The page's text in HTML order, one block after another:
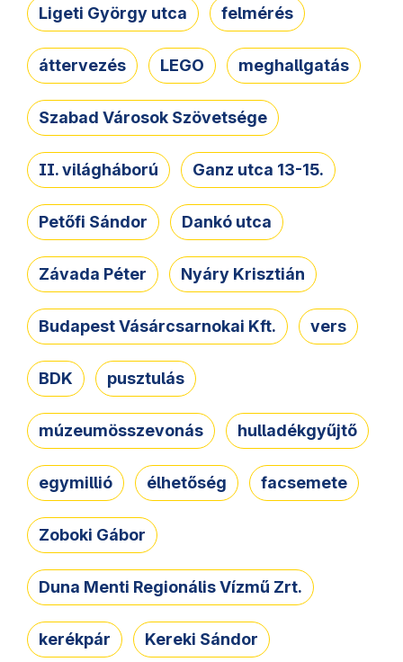
Ligeti György utca felmérés
áttervezés LEGO meghallgatás
Szabad Városok Szövetsége
II. világháború Ganz utca 13-15.
Petőfi Sándor Dankó utca
Závada Péter Nyáry Krisztián
Budapest Vásárcsarnokai Kft. vers
BDK pusztulás
múzeumösszevonás hulladékgyűjtő
egymillió élhetőség facsemete
Zoboki Gábor
Duna Menti Regionális Vízmű Zrt.
kerékpár Kereki Sándor